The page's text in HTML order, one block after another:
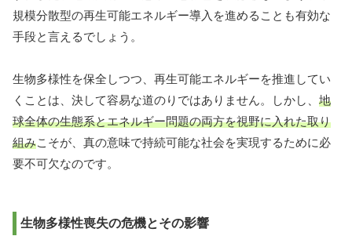
規模分散型の再生可能エネルギー導入を進めることも有効な
手段と言えるでしょう。
生物多様性を保全しつつ、再生可能エネルギーを推進してい
くことは、決して容易な道のりではありません。しかし、 地
球全体の生態系とエネルギー問題の両方を視野に入れた取り
組みこそが、真の意味で持続可能な社会を実現するために必
要不可欠なのです。
生物多様性喪失の危機とその影響